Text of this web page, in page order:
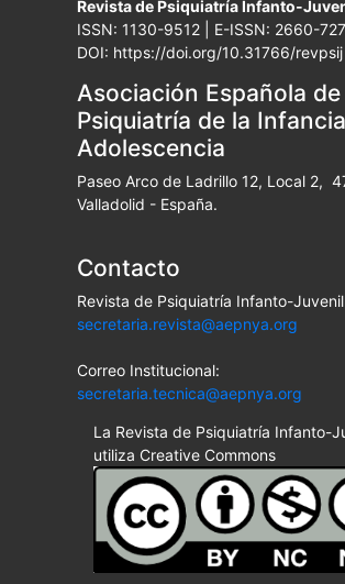
Revista de Psiquiatría Infanto-
ISSN: 1130-9512 | E-ISSN: 2660-
DOI: https://doi.org/10.31766/revpsij
Asociación Española de
Psiquiatría de la
Adolescencia
Paseo Arco de Ladrillo 12, Local 2,
Valladolid - España.
Contacto
Revista de Psiquiatría Infanto-Juvenil
secretaria.revista@aepnya.org
Correo Institucional:
secretaria.tecnica@aepnya.org
La Revista de Psiquiatría Infanto-
utiliza Creative Commons